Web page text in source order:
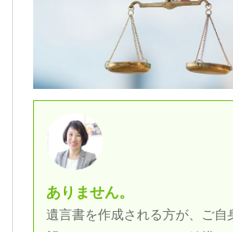
ありません。
遺言書を作成される方が、ご自